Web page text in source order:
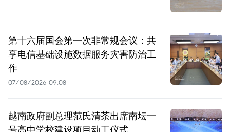
第十六届国会第一次非常规会议：共
享电信基础设施数据服务灾害防治工
作
07/08/2026 09:08
越南政府副总理范氏清茶出席南坛一